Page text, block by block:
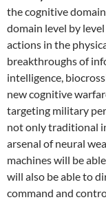
the cognitive
domain level by
actions in the
breakthroughs of
intelligence,
new cognitive
targeting military
not only traditional
arsenal of neural
machines will be
will also be able to
command and